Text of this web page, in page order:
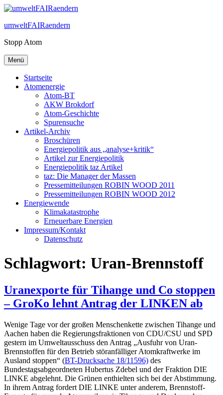
Zum
springen
umweltFAIRaendern
Stopp Atom
Menü
Startseite
Atomenergie
Atom-BT
AKW Brokdorf
Atom-Geschichte
Spurensuche
Artikel-Archiv
Broschüren
Energiepolitik aus „analyse+kritik“
Artikel zur Energiepolitik
Energiepolitik taz Artikel
taz: Die Manager der Massen
Pressemitteilungen ROBIN WOOD 2011
Pressemitteilungen ROBIN WOOD 2012
Energiewende
Klimakatastrophe
Erneuerbare Energien
Impressum/Kontakt
Datenschutz
Schlagwort: Uran-Brennstoff
Uranexporte für Tihange und Co stoppen
– GroKo lehnt Antrag der LINKEN ab
Wenige Tage vor der großen Menschenkette zwischen Tihange und
Aachen haben die Regierungsfraktionen von CDU/CSU und SPD
gestern im Umweltausschuss den Antrag „Ausfuhr von Uran-
Brennstoffen für den Betrieb störanfälliger Atomkraftwerke im
Ausland stoppen“ (BT-Drucksache 18/11596) des
Bundestagsabgeordneten Hubertus Zdebel und der Fraktion DIE
LINKE abgelehnt. Die Grünen enthielten sich bei der Abstimmung.
In ihrem Antrag fordert DIE LINKE unter anderem, Brennstoff-